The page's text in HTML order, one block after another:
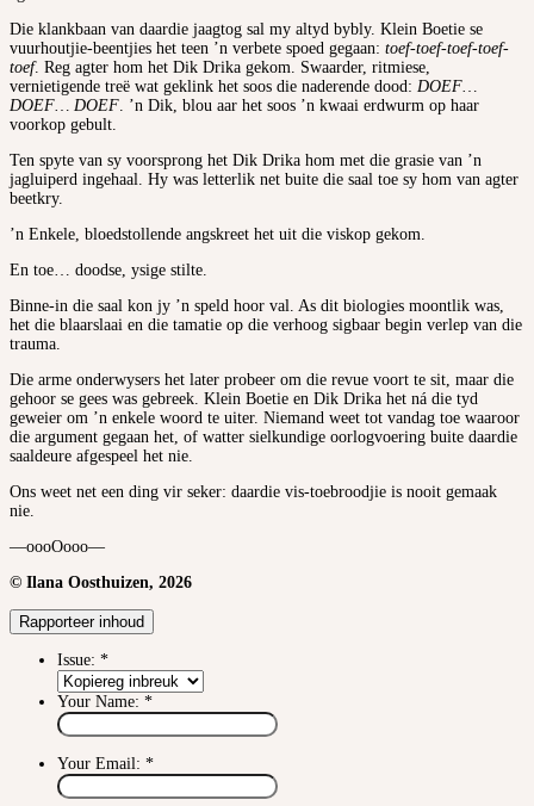
Die klankbaan van daardie jaagtog sal my altyd bybly. Klein Boetie se
vuurhoutjie-beentjies het teen ’n verbete spoed gegaan: toef-toef-toef-toef-
toef. Reg agter hom het Dik Drika gekom. Swaarder, ritmiese,
vernietigende treë wat geklink het soos die naderende dood: DOEF…
DOEF… DOEF. ’n Dik, blou aar het soos ’n kwaai erdwurm op haar
voorkop gebult.
Ten spyte van sy voorsprong het Dik Drika hom met die grasie van ’n
jagluiperd ingehaal. Hy was letterlik net buite die saal toe sy hom van agter
beetkry.
’n Enkele, bloedstollende angskreet het uit die viskop gekom.
En toe… doodse, ysige stilte.
Binne-in die saal kon jy ’n speld hoor val. As dit biologies moontlik was,
het die blaarslaai en die tamatie op die verhoog sigbaar begin verlep van die
trauma.
Die arme onderwysers het later probeer om die revue voort te sit, maar die
gehoor se gees was gebreek. Klein Boetie en Dik Drika het ná die tyd
geweier om ’n enkele woord te uiter. Niemand weet tot vandag toe waaroor
die argument gegaan het, of watter sielkundige oorlogvoering buite daardie
saaldeure afgespeel het nie.
Ons weet net een ding vir seker: daardie vis-toebroodjie is nooit gemaak
nie.
—oooOooo—
© Ilana Oosthuizen, 2026
Rapporteer inhoud
Issue: *
Your Name: *
Your Email: *